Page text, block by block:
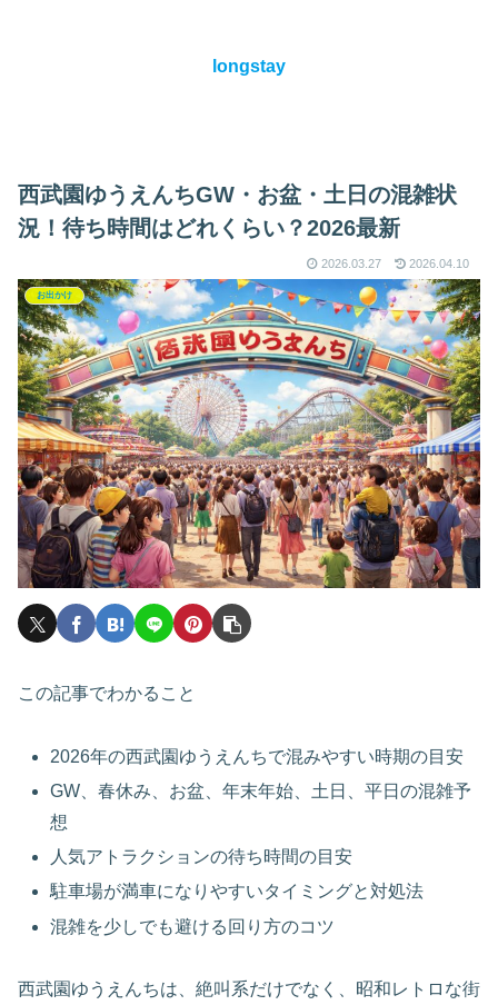
longstay
西武園ゆうえんちGW・お盆・土日の混雑状
況！待ち時間はどれくらい？2026最新
2026.03.27 2026.04.10
お出かけ
この記事でわかること
2026年の西武園ゆうえんちで混みやすい時期の目安
GW、春休み、お盆、年末年始、土日、平日の混雑予
想
人気アトラクションの待ち時間の目安
駐車場が満車になりやすいタイミングと対処法
混雑を少しでも避ける回り方のコツ
西武園ゆうえんちは、絶叫系だけでなく、昭和レトロな街